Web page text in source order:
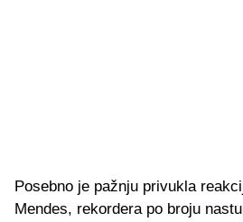
Posebno je pažnju privukla
Mendes, rekordera po broju